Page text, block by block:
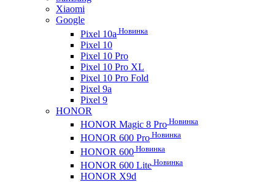
Xiaomi
Google
Pixel 10a Новинка
Pixel 10
Pixel 10 Pro
Pixel 10 Pro XL
Pixel 10 Pro Fold
Pixel 9a
Pixel 9
HONOR
HONOR Magic 8 Pro Новинка
HONOR 600 Pro Новинка
HONOR 600 Новинка
HONOR 600 Lite Новинка
HONOR X9d